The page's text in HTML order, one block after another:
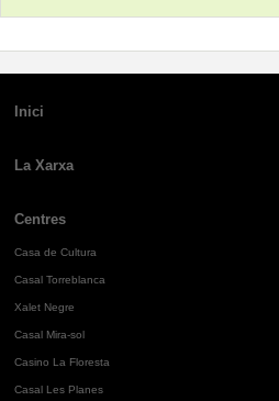
Inici
La Xarxa
Centres
Casa de Cultura
Casal Torreblanca
Xalet Negre
Casal Mira-sol
Casino La Floresta
Casal Les Planes